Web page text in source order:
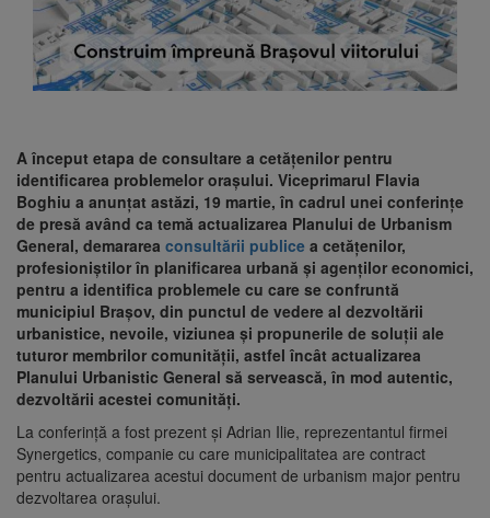
A început etapa de consultare a cetățenilor pentru
identificarea problemelor orașului. Viceprimarul Flavia
Boghiu a anunțat astăzi, 19 martie, în cadrul unei conferințe
de presă având ca temă actualizarea Planului de Urbanism
General, demararea consultării publice a cetățenilor,
profesioniștilor în planificarea urbană și agenților economici,
pentru a identifica problemele cu care se confruntă
municipiul Brașov, din punctul de vedere al dezvoltării
urbanistice, nevoile, viziunea și propunerile de soluții ale
tuturor membrilor comunității, astfel încât actualizarea
Planului Urbanistic General să servească, în mod autentic,
dezvoltării acestei comunități.
La conferință a fost prezent și Adrian Ilie, reprezentantul firmei
Synergetics, companie cu care municipalitatea are contract
pentru actualizarea acestui document de urbanism major pentru
dezvoltarea orașului.